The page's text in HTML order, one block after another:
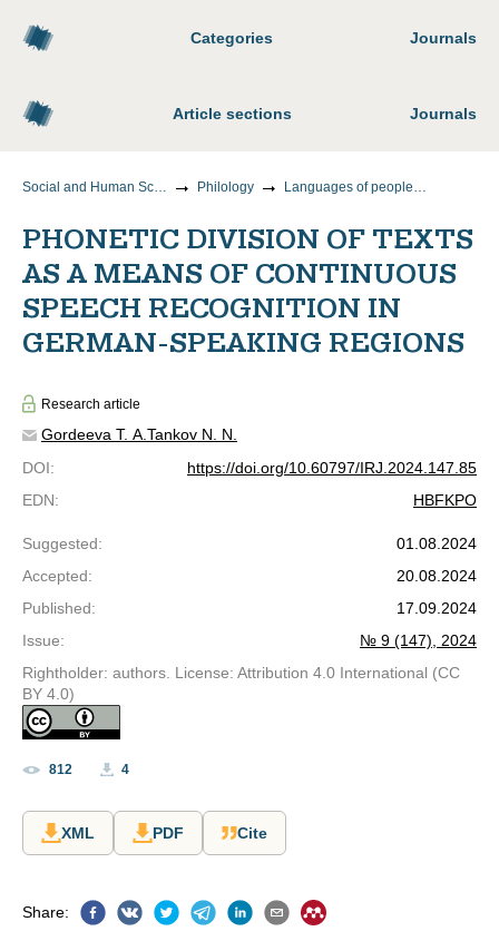
Categories Journals
Article sections Journals
Social and Human Sciences Philology Languages of peoples of foreign countries (indicating a specific language or group of languages)
PHONETIC DIVISION OF TEXTS
AS A MEANS OF CONTINUOUS
SPEECH RECOGNITION IN
GERMAN-SPEAKING REGIONS
Research article
Gordeeva T. A. Tankov N. N.
DOI:
https://doi.org/10.60797/IRJ.2024.147.85
EDN: HBFKPO
Suggested:
01.08.2024
Accepted:
20.08.2024
Published:
17.09.2024
Issue:
№ 9 (147), 2024
Rightholder: authors. License: Attribution 4.0 International (CC
BY 4.0)
812 4
XML PDF Cite
Share: